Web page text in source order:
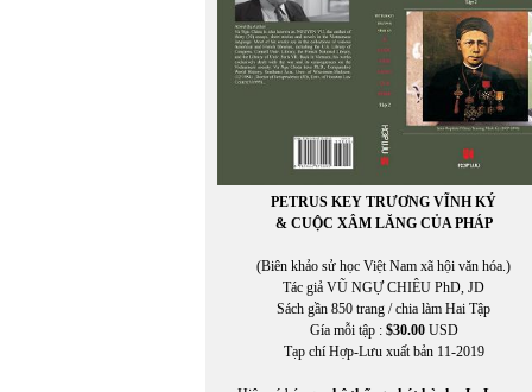
Đào Duy Anh
ĐÀO TUẤN ẢNH
Đào Tuấn Ảnh chuyển ngữ
Đào Vũ Anh Hùng
ĐÌNH ĐÌNH
ĐÌNH NGUYÊN
ĐINH THỊ THU VÂN
Đinh Từ Bích Thúy
ĐINH VĂN TUẤN
Đinh Văn Tuấn dich
ĐỖ BÍCH THÚY
PETRUS KEY TRƯƠNG VĨNH KÝ
& CUỘC XÂM LĂNG CỦA PHÁP
(Biên khảo sử học Việt Nam xã hội văn hóa.)
Tác giả VŨ NGỰ CHIÊU PhD, JD
Sách gần 850 trang / chia làm Hai Tập
Gía mỗi tập : $30.00USD
Tạp chí Hợp-Lưu xuất bản 11-2019